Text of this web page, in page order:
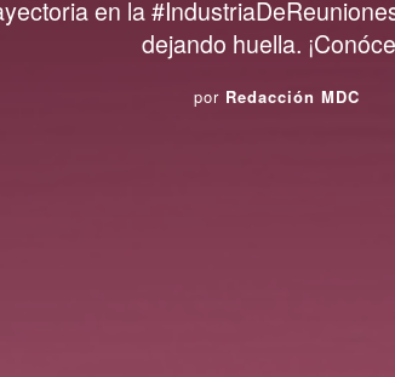
en la
dejando huella.
por Redacción MDC